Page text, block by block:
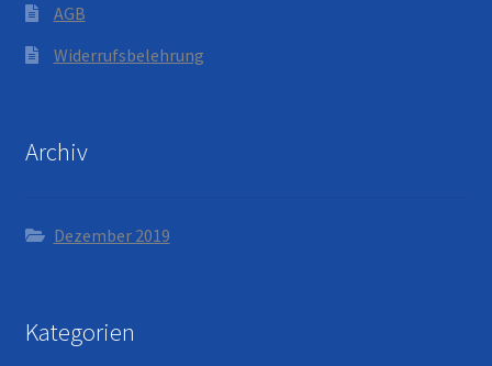
AGB
Widerrufsbelehrung
Archiv
Dezember 2019
Kategorien